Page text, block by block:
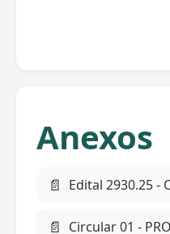
Anexos
📄 Edital 2930.25 -
📄 Circular 01 -